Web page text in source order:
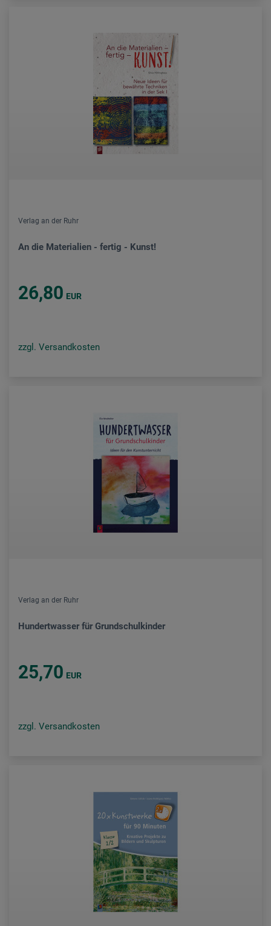
Verlag an der Ruhr
An die Materialien - fertig - Kunst!
26,80 EUR
zzgl. Versandkosten
Verlag an der Ruhr
Hundertwasser für Grundschulkinder
25,70 EUR
zzgl. Versandkosten